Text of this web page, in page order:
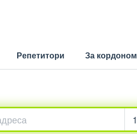
Репетитори За кордоном